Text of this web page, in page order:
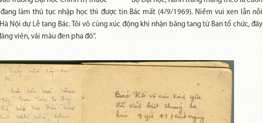
làm thủ tục nhập học thì được tin Bác mất (4/9/1969). Niềm vui xen lẫn nỗi
Nội dự Lễ tang Bác. Tôi vô cùng xúc động khi nhận băng tang từ Ban tổ chức, đây
viên, vải màu đen pha đỏ”.